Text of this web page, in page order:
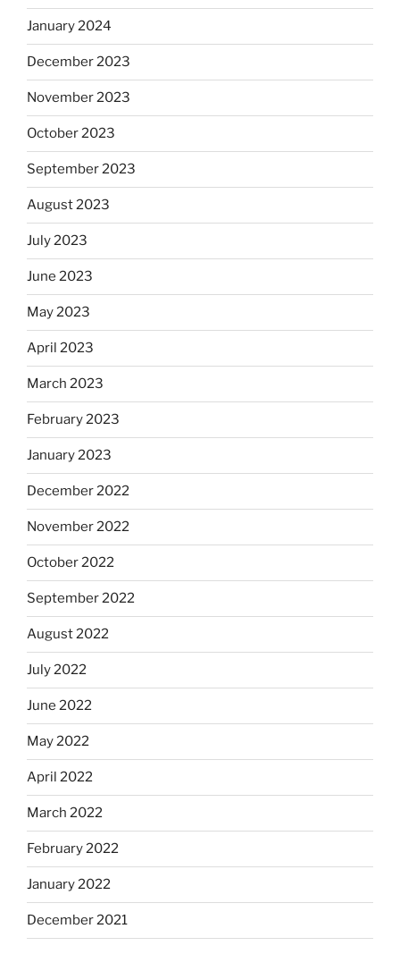
January 2024
December 2023
November 2023
October 2023
September 2023
August 2023
July 2023
June 2023
May 2023
April 2023
March 2023
February 2023
January 2023
December 2022
November 2022
October 2022
September 2022
August 2022
July 2022
June 2022
May 2022
April 2022
March 2022
February 2022
January 2022
December 2021